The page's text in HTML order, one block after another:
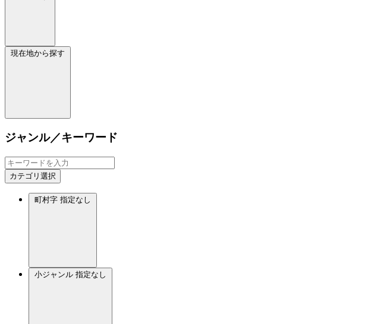
現在地から探す
ジャンル／キーワード
カテゴリ選択
町村字 指定なし
小ジャンル 指定なし